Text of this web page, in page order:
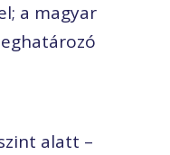
a magyar
alatt –